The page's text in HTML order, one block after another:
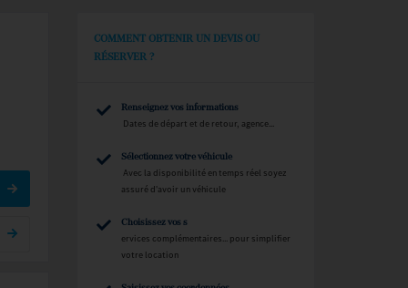
COMMENT OBTENIR UN DEVIS OU
RÉSERVER ?
Renseignez vos informations
Dates de départ et de retour, agence...
Sélectionnez votre véhicule
Avec la disponibilité en temps réel soyez
assuré d'avoir un véhicule
Choisissez vos s
ervices complémentaires... pour simplifier
votre location